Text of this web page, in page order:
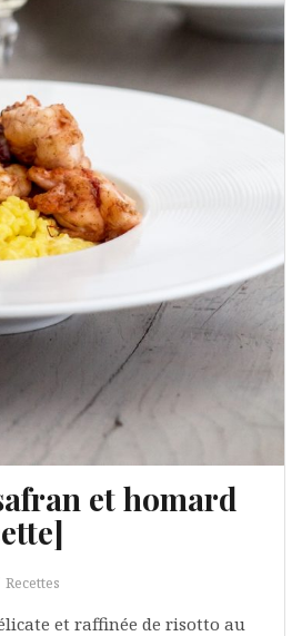
et homard
Recettes
et raffinée de risotto au